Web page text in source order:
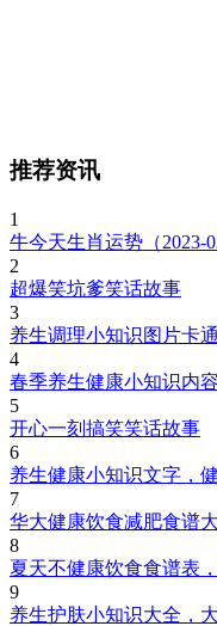
推荐资讯
1
牛今天生肖运势（2023-
2
超爆笑坑爹笑话故事
3
养生调理小知识图片卡
4
春季养生健康小知识内
5
开心一刻搞笑笑话故事
6
养生健康小知识文字，
7
华大健康饮食减肥食谱
8
夏天不健康饮食食谱表
9
养生护肤小知识大全，